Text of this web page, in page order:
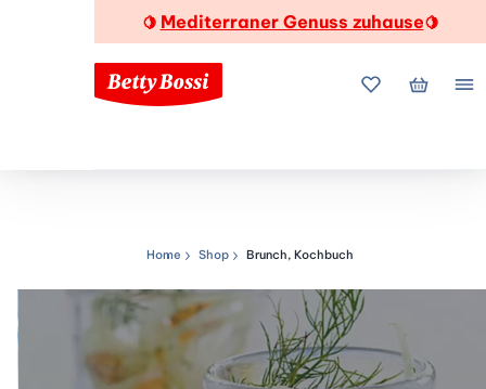
🍋 Mediterraner Genuss zuhause🍋
MeineMein
Navigationspfad
Home Shop Brunch, Kochbuch